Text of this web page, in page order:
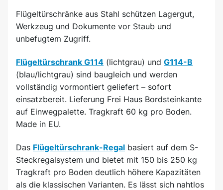
Flügeltürschränke aus Stahl schützen Lagergut,
Werkzeug und Dokumente vor Staub und
unbefugtem Zugriff.
Flügeltürschrank G114 (lichtgrau) und G114-B
(blau/lichtgrau) sind baugleich und werden
vollständig vormontiert geliefert – sofort
einsatzbereit. Lieferung Frei Haus Bordsteinkante
auf Einwegpalette. Tragkraft 60 kg pro Boden.
Made in EU.
Das Flügeltürschrank-Regal basiert auf dem S-
Steckregalsystem und bietet mit 150 bis 250 kg
Tragkraft pro Boden deutlich höhere Kapazitäten
als die klassischen Varianten. Es lässt sich nahtlos